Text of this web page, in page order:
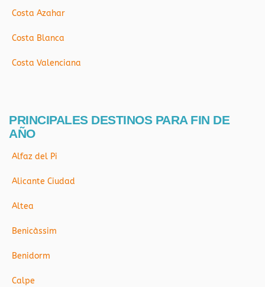
Costa Azahar
Costa Blanca
Costa Valenciana
PRINCIPALES DESTINOS PARA FIN DE
AÑO
Alfaz del Pi
Alicante Ciudad
Altea
Benicàssim
Benidorm
Calpe